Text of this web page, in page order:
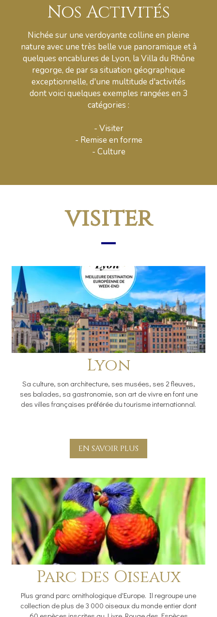
Nos Activités
Nichée sur une verdoyante colline en pleine
nature avec une très belle vue panoramique et à
quelques encablures de Lyon, la Villa du Rhône
regorge, de par sa situation géographique
exceptionnelle, d'une multitude d'activités
dont voici quelques exemples rangées en 3
catégories :
- Visiter
- Remise en forme
- Culture
visiter
Lyon
Sa culture, son architecture, ses musées, ses 2 fleuves,
ses balades, sa gastronomie, son art de vivre en font une
des villes françaises préférée du tourisme internationnal.
EN SAVOIR PLUS
Parc des Oiseaux
Plus grand parc ornithologique d'Europe. Il regroupe une
collection de plus de 3 000 oiseaux du monde entier dont